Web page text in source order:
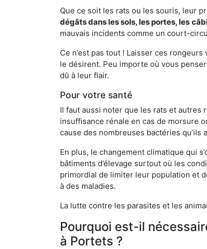
Que ce soit les rats ou les souris, leur
dégâts dans les sols, les portes, les
mauvais incidents comme un court-
Ce n’est pas tout ! Laisser ces
le désirent. Peu importe où vous
dû à leur flair.
Pour votre santé
Il faut aussi noter que les rats et
insuffisance rénale en cas de morsure
cause des nombreuses bactéries qu’ils
En plus, le changement climatique qui
bâtiments d’élevage surtout où les
primordial de limiter leur population et
à des maladies.
La lutte contre les parasites et les
Pourquoi est-il
à Portets ?